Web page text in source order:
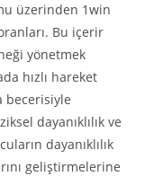
üzerinden 1win
Bu içerir
yönetmek
hızlı hareket
becerisiyle
dayanıklılık ve
dayanıklılık
geliştirmelerine